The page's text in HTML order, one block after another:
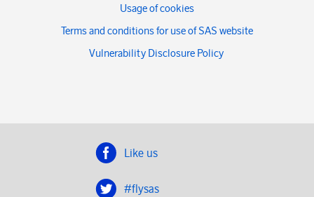
Usage of cookies
Terms and conditions for use of SAS website
Vulnerability Disclosure Policy
Like us
#flysas